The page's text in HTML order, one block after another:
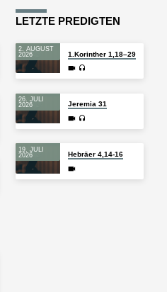
LETZTE PREDIGTEN
2. AUGUST
2026
1.Korinther 1,18–29
26. JULI
2026
Jeremia 31
19. JULI
2026
Hebräer 4,14-16